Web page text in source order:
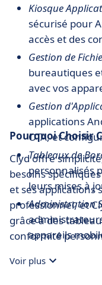
Kiosque
sécurisé pour
accès et des
Gestion de
bureautiques
avec vos
Gestion
applications
OTA, et
Tableaux de
personnalisés
leurs mises à
Administration
appareils
conduite et
Pourquoi Choisir
Clyd offre
besoins
et ses applications
professionnel, et
grâce à des
conformité
Voir plus